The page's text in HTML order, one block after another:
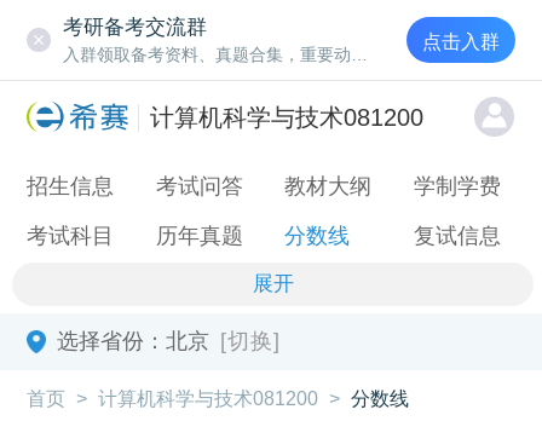
考研备考交流群
点击入群
计算机科学与技术081200
招生信息 考试问答 教材大纲 学制学费
考试科目 历年真题 分数线 复试信息
展开
选择省份： 北京 [切换]
首页 > 计算机科学与技术081200 > 分数线